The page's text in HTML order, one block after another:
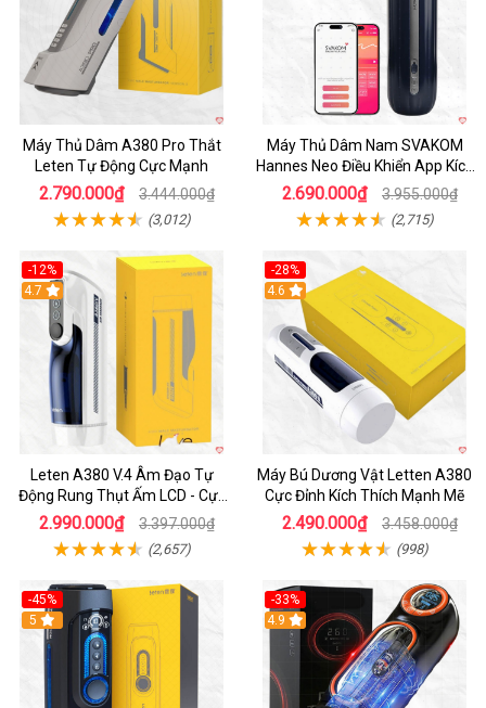
Máy Thủ Dâm A380 Pro Thắt
Leten Tự Động Cực Mạnh
2.790.000₫ 3.444.000₫
(3,012)
Máy Thủ Dâm Nam SVAKOM
Hannes Neo Điều Khiển App Kích
Thích
2.690.000₫ 3.955.000₫
(2,715)
-12%
Hot
4.7
Leten A380 V.4 Âm Đạo Tự
Động Rung Thụt Ấm LCD - Cực
Phê
2.990.000₫ 3.397.000₫
(2,657)
-28%
Hot
4.6
Máy Bú Dương Vật Letten A380
Cực Đỉnh Kích Thích Mạnh Mẽ
2.490.000₫ 3.458.000₫
(998)
-45%
Hot
5
-33%
Hot
4.9